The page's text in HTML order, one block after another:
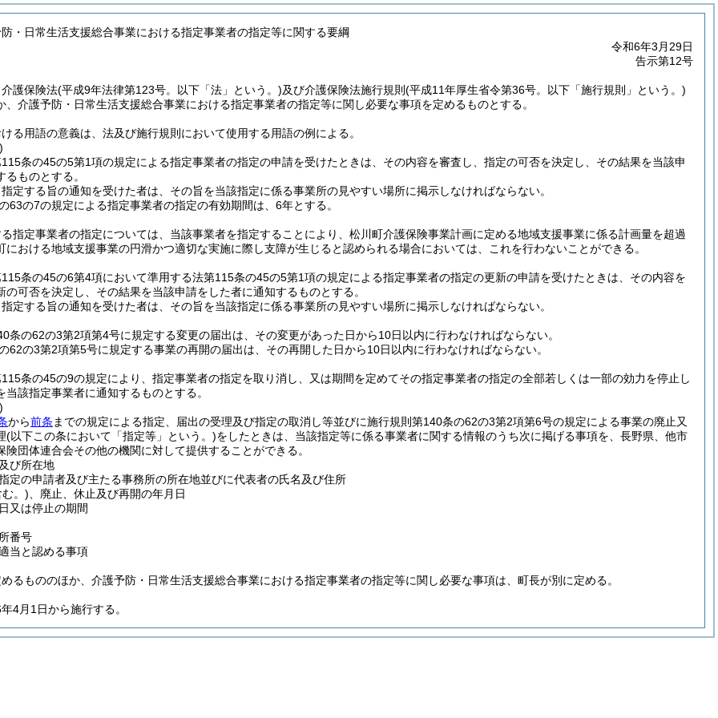
・日常生活支援総合事業における指定事業者の指定等に関する要綱
令和6年3月29日
告示第12号
護保険法(平成9年法律第123号。以下「法」という。)及び介護保険法施行規則 (平成11年厚生省令第36号。以下「施行規則」という。)
、介護予防・日常生活支援総合事業における指定事業者の指定等に関し必要な事項を定めるものとする。
る用語の意義は、法及び施行規則において使用する用語の例による。
条の45の5第1項の規定による指定事業者の指定の申請を受けたときは、その内容を審査し、指定の可否を決定し、その結果を当該申
ものとする。
定する旨の通知を受けた者は、その旨を当該指定に係る事業所の見やすい場所に掲示しなければならない。
63の7の規定による指定事業者の指定の有効期間は、6年とする。
指定事業者の指定については、当該事業者を指定することにより、松川町介護保険事業計画に定める地域支援事業に係る計画量を超過
における地域支援事業の円滑かつ適切な実施に際し支障が生じると認められる場合においては、これを行わないことができる。
条の45の6第4項において準用する法第115条の45の5第1項の規定による指定事業者の指定の更新の申請を受けたときは、その内容を
の可否を決定し、その結果を当該申請をした者に通知するものとする。
定する旨の通知を受けた者は、その旨を当該指定に係る事業所の見やすい場所に掲示しなければならない。
条の62の3第2項第4号に規定する変更の届出は、その変更があった日から10日以内に行わなければならない。
62の3第2項第5号に規定する事業の再開の届出は、その再開した日から10日以内に行わなければならない。
条の45の9の規定により、指定事業者の指定を取り消し、又は期間を定めてその指定事業者の指定の全部若しくは一部の効力を停止し
当該指定事業者に通知するものとする。
から前条 までの規定による指定、届出の受理及び指定の取消し等並びに施行規則第140条の62の3第2項第6号の規定による事業の廃止又
(以下この条において「指定等」という。)をしたときは、当該指定等に係る事業者に関する情報のうち次に掲げる事項を、長野県、他市
険団体連合会その他の機関に対して提供することができる。
び所在地
定の申請者及び主たる事務所の所在地並びに代表者の氏名及び住所
。) 、廃止、休止及び再開の年月日
又は停止の期間
番号
当と認める事項
るもののほか、介護予防・日常生活支援総合事業における指定事業者の指定等に関し必要な事項は、町長が別に定める。
4月1日から施行する。